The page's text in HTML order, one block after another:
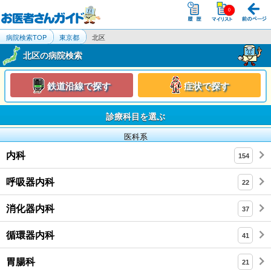
病院検索TOP 東京都 北区
北区の病院検索
鉄道沿線で探す 症状で探す
診療科目を選ぶ
医科系
内科 154
呼吸器内科 22
消化器内科 37
循環器内科 41
胃腸科 21